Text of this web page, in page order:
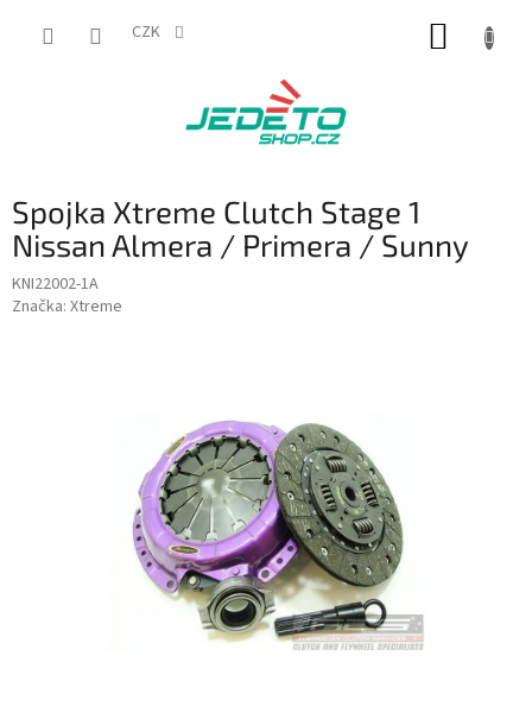
CZK
Spojka Xtreme Clutch Stage 1
Nissan Almera / Primera / Sunny
KNI22002-1A
Značka: Xtreme